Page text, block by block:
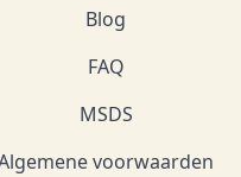
Blog
FAQ
MSDS
voorwaarden